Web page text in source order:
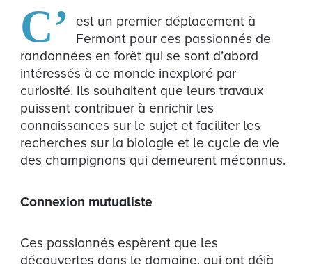
C’
est un premier déplacement à
Fermont pour ces passionnés de
randonnées en forêt qui se sont d’abord
intéressés à ce monde inexploré par
curiosité. Ils souhaitent que leurs travaux
puissent contribuer à enrichir les
connaissances sur le sujet et faciliter les
recherches sur la biologie et le cycle de vie
des champignons qui demeurent méconnus.
Connexion mutualiste
Ces passionnés espèrent que les
découvertes dans le domaine, qui ont déjà